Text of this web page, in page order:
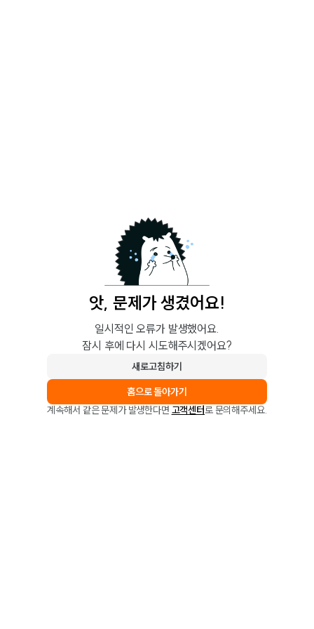
앗, 문제가 생겼어요!
일시적인 오류가 발생했어요.
잠시 후에 다시 시도해주시겠어요?
새로고침하기
홈으로 돌아가기
계속해서 같은 문제가 발생한다면 고객센터로 문의해주세요.